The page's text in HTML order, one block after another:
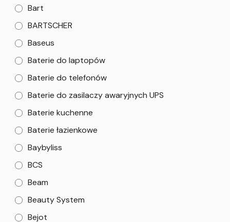
Bart
BARTSCHER
Baseus
Baterie do laptopów
Baterie do telefonów
Baterie do zasilaczy awaryjnych UPS
Baterie kuchenne
Baterie łazienkowe
Baybyliss
BCS
Beam
Beauty System
Bejot